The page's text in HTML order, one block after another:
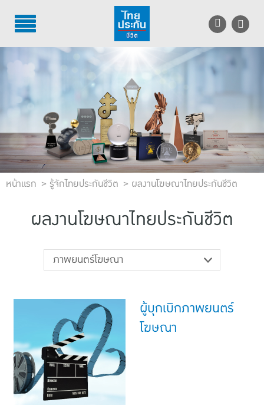
TH EN
บริการลูกค้า
บริการตัวแทน
รู้จักไทยประกันชีวิต
นักลงทุนสัมพันธ์
เพื่อสังคมไทย
ติดต่อไทยประกันชีวิต
แบบประกันทั้งหมด
แบบประกันที่เหมาะกับช่วงอายุ
เปรียบเทียบแบบประกัน
เลือกแบบประกันที่เหมาะกับคุณ
TL Learning Center
หน้าแรก รู้จักไทยประกันชีวิต ผลงานโฆษณาไทยประกันชีวิต
ผลงานโฆษณาไทยประกันชีวิต
ภาพยนตร์โฆษณา
ผู้บุกเบิกภาพยนตร์
โฆษณา